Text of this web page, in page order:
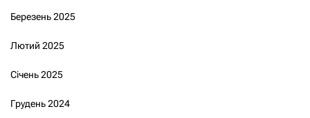
Березень 2025
Лютий 2025
Січень 2025
Грудень 2024